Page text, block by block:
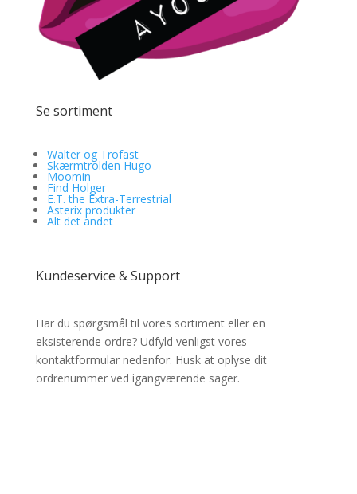
Se sortiment
Walter og Trofast
Skærmtrolden Hugo
Moomin
Find Holger
E.T. the Extra-Terrestrial
Asterix produkter
Alt det andet
Kundeservice & Support
Har du spørgsmål til vores sortiment eller en
eksisterende ordre? Udfyld venligst vores
kontaktformular nedenfor. Husk at oplyse dit
ordrenummer ved igangværende sager.